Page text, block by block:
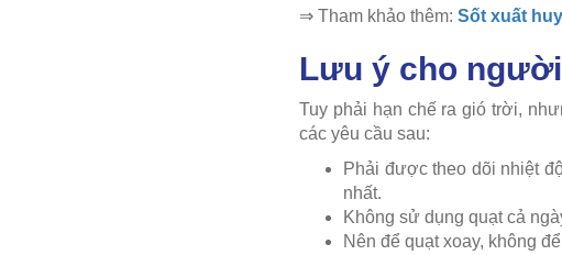
⇒ Tham khảo thêm: Sốt xuất
Lưu ý cho
Tuy phải hạn chế ra gió trời,
các yêu cầu sau:
Phải được theo dõi nhiệt
nhất.
Không sử dụng quạt cả
Nên để quạt xoay, không